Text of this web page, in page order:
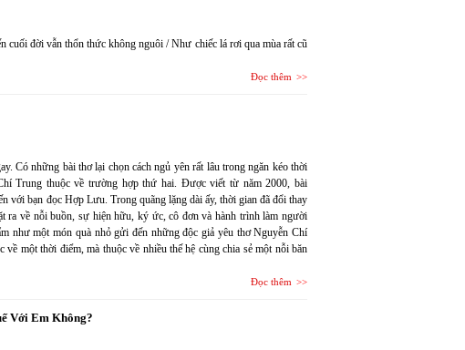
cuối đời vẫn thổn thức không nguôi / Như chiếc lá rơi qua mùa rất cũ
Đọc thêm
Có những bài thơ lại chọn cách ngủ yên rất lâu trong ngăn kéo thời
Trung thuộc về trường hợp thứ hai. Được viết từ năm 2000, bài
với bạn đọc Hợp Lưu. Trong quãng lặng dài ấy, thời gian đã đổi thay
ra về nỗi buồn, sự hiện hữu, ký ức, cô đơn và hành trình làm người
như một món quà nhỏ gửi đến những độc giả yêu thơ Nguyễn Chí
một thời điểm, mà thuộc về nhiều thế hệ cùng chia sẻ một nỗi băn
Đọc thêm
Với Em Không?